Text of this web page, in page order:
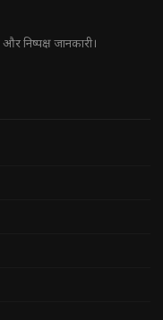
निष्पक्ष जानकारी।